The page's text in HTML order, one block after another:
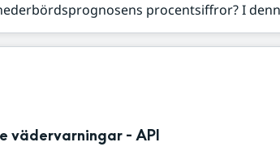
procentsiffror? I
vädervarningar - API